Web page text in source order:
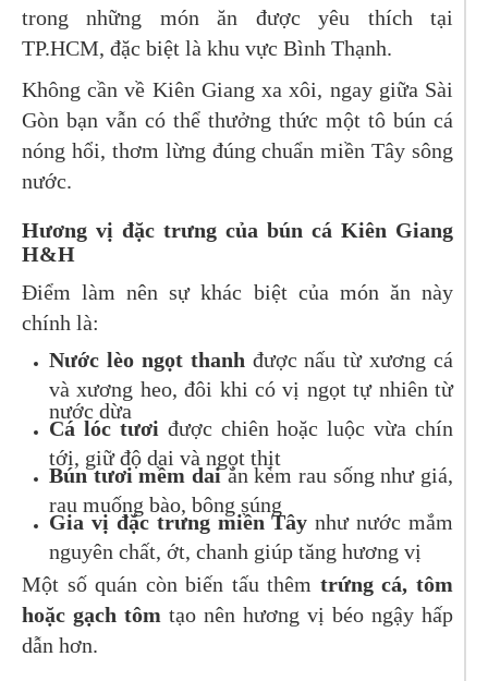
trong những món ăn được yêu thích tại
TP.HCM, đặc biệt là khu vực Bình Thạnh.
Không cần về Kiên Giang xa xôi, ngay giữa Sài
Gòn bạn vẫn có thể thưởng thức một tô bún cá
nóng hổi, thơm lừng đúng chuẩn miền Tây sông
nước.
Hương vị đặc trưng của bún cá Kiên Giang
H&H
Điểm làm nên sự khác biệt của món ăn này
chính là:
Nước lèo ngọt thanh được nấu từ xương cá
và xương heo, đôi khi có vị ngọt tự nhiên từ
nước dừa
Cá lóc tươi được chiên hoặc luộc vừa chín
tới, giữ độ dai và ngọt thịt
Bún tươi mềm daiăn kèm rau sống như giá,
rau muống bào, bông súng
Gia vị đặc trưng miền Tây như nước mắm
nguyên chất, ớt, chanh giúp tăng hương vị
Một số quán còn biến tấu thêm trứng cá, tôm
hoặc gạch tôm tạo nên hương vị béo ngậy hấp
dẫn hơn.